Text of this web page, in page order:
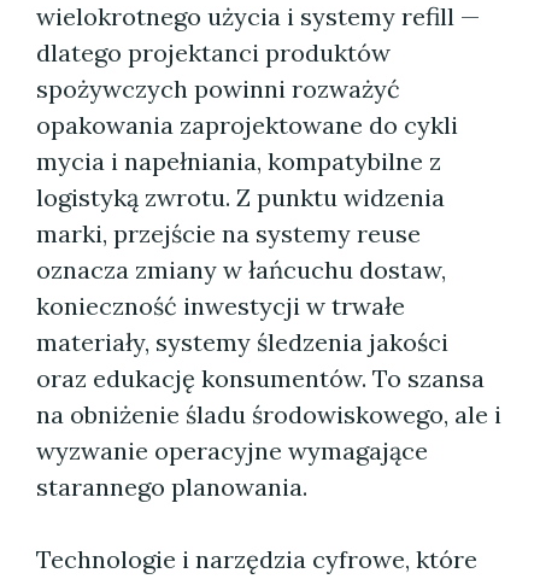
wielokrotnego użycia i systemy refill —
dlatego projektanci produktów
spożywczych powinni rozważyć
opakowania zaprojektowane do cykli
mycia i napełniania, kompatybilne z
logistyką zwrotu. Z punktu widzenia
marki, przejście na systemy reuse
oznacza zmiany w łańcuchu dostaw,
konieczność inwestycji w trwałe
materiały, systemy śledzenia jakości
oraz edukację konsumentów. To szansa
na obniżenie śladu środowiskowego, ale i
wyzwanie operacyjne wymagające
starannego planowania.
Technologie i narzędzia cyfrowe, które